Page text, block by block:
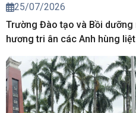
25/07/2026
Trường Đào tạo và Bồi
hương tri ân các Anh hùng